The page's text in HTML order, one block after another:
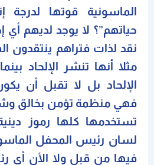
الماسونية قوتها
حياتهم”؟ لا يوجد لديهم أي
نقد لذات فتراهم ينتقدون
مثلا أنها تنشر الإلحاد
الإلحاد بل لا تقبل أن
فهي منظمة تؤمن بخالق
تستخدمها كلها رموز
لسان رئيس المحفل
فيها من قبل ولا الأن